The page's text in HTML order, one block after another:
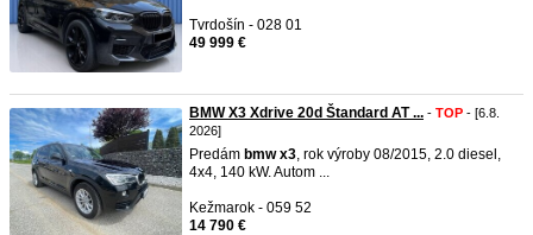
Tvrdošín - 028 01
49 999 €
BMW X3 Xdrive 20d Štandard AT ... - TOP - [6.8.
2026]
Predám bmw x3, rok výroby 08/2015, 2.0 diesel,
4x4, 140 kW. Autom ...
Kežmarok - 059 52
14 790 €